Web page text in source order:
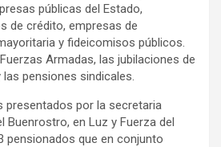
públicas del Estado,
de crédito, empresas de
y fideicomisos públicos.
Armadas, las jubilaciones de
pensiones sindicales.
presentados por la secretaria
Buenrostro, en Luz y Fuerza del
pensionados que en conjunto